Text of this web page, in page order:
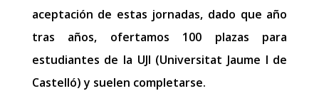
aceptación de estas jornadas, dado que año
tras años, ofertamos 100 plazas para
estudiantes de la UJI (Universitat Jaume I de
Castelló) y suelen completarse.